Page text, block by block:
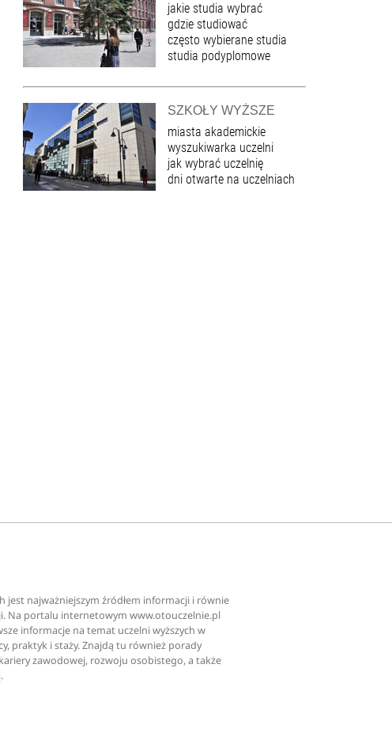
jakie studia wybrać
gdzie studiować
często wybierane studia
studia podyplomowe
SZKOŁY WYŻSZE
miasta akademickie
wyszukiwarka uczelni
jak wybrać uczelnię
dni otwarte na uczelniach
jest najważniejszym źródłem informacji i równie
Na portalu internetowym www.otouczelnie.pl
informacje na temat uczelni wyższych w
praktyk i staży. Znajdą tu również porady
zawodowej, rozwoju osobistego, a także